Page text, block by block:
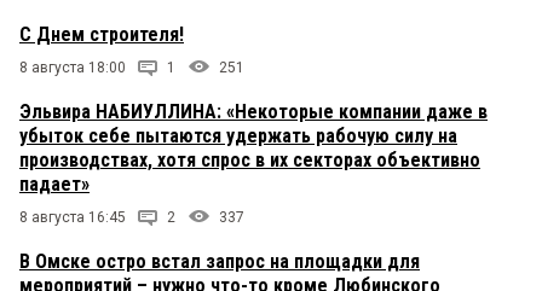
С Днем строителя!
8 августа 18:00 1 251
Эльвира НАБИУЛЛИНА: «Некоторые компании даже в
убыток себе пытаются удержать рабочую силу на
производствах, хотя спрос в их секторах объективно
падает»
8 августа 16:45 2 337
В Омске остро встал запрос на площадки для
мероприятий – нужно что-то кроме Любинского